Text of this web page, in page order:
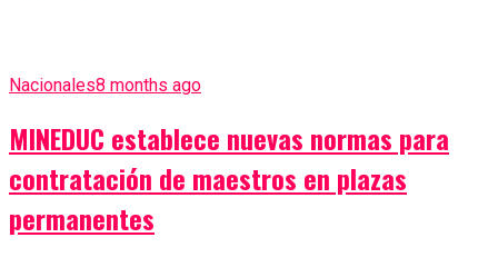
Nacionales8 months ago
MINEDUC establece nuevas normas para
contratación de maestros en plazas
permanentes